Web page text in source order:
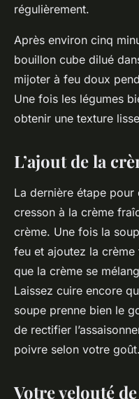
régulièrement.
Après environ cinq
bouillon cube dilué
mijoter à feu doux
Une fois les légumes
obtenir une texture
L’ajout de la
La dernière étape
cresson à la crème
crème. Une fois la
feu et ajoutez la
que la crème se
Laissez cuire encore
soupe prenne bien le
de rectifier
poivre selon votre goût.
Votre velouté